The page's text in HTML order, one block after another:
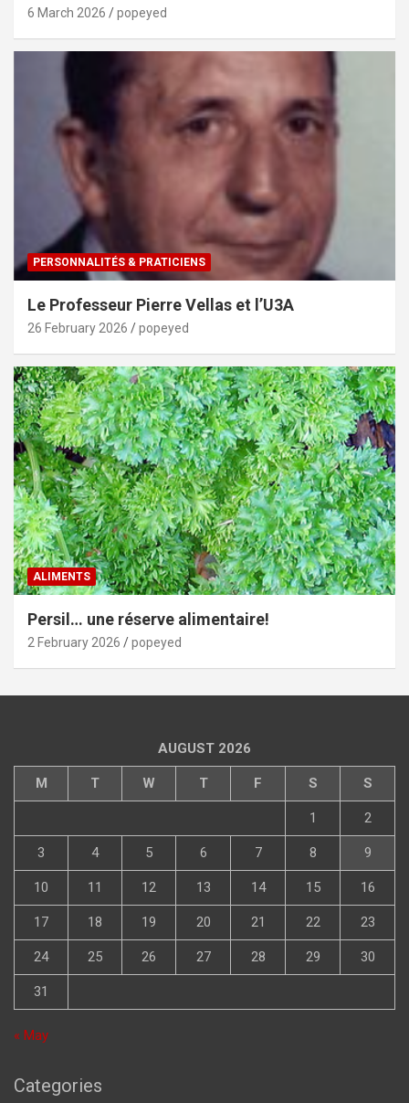
6 March 2026 popeyed
PERSONNALITÉS & PRATICIENS
Le Professeur Pierre Vellas et l’U3A
26 February 2026 popeyed
ALIMENTS
Persil… une réserve alimentaire!
2 February 2026 popeyed
AUGUST 2026
M T W T F S S
1 2
3 4 5 6 7 8 9
10 11 12 13 14 15 16
17 18 19 20 21 22 23
24 25 26 27 28 29 30
31
« May
Categories